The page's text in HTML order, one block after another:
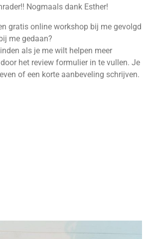
Nogmaals dank Esther!
gratis online workshop bij me gevolgd
me gedaan?
als je me wilt helpen meer
het review formulier in te vullen. Je
of een korte aanbeveling schrijven.